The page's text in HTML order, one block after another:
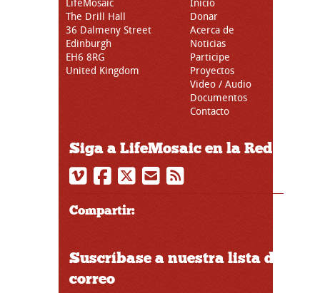
The Drill Hall
36 Dalmeny Street
Edinburgh
EH6 8RG
United Kingdom
Donar
Acerca de
Noticias
Participe
Proyectos
Video / Audio
Documentos
Contacto
Siga a LifeMosaic en la Red
Compartir:
Suscríbase a nuestra lista de
correo